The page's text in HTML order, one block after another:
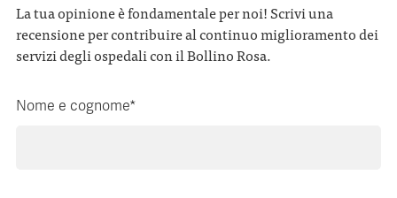
La tua opinione è fondamentale per noi! Scrivi una
recensione per contribuire al continuo miglioramento dei
servizi degli ospedali con il Bollino Rosa.
Nome e cognome*